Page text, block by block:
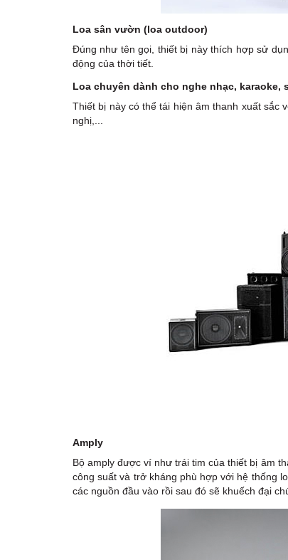
Loa sân vườn (loa outdoor)
Đúng như tên gọi, thiết bị này thích hợp sử
động của thời tiết.
Loa chuyên dành cho nghe nhạc, karaoke,
Thiết bị này có thể tái hiện âm thanh xuất sắc
nghị,...
Amply
Bộ amply được ví như trái tim của thiết bị âm
công suất và trở kháng phù hợp với hệ thống
các nguồn đầu vào rồi sau đó sẽ khuếch đại